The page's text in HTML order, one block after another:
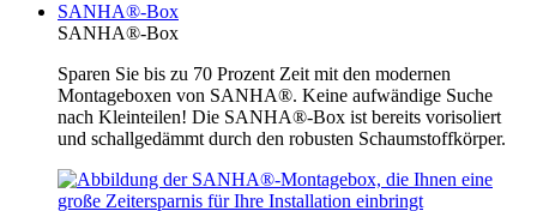
SANHA®-Box
SANHA®-Box
Sparen Sie bis zu 70 Prozent Zeit mit den modernen
Montageboxen von SANHA®. Keine aufwändige Suche
nach Kleinteilen! Die SANHA®-Box ist bereits vorisoliert
und schallgedämmt durch den robusten Schaumstoffkörper.